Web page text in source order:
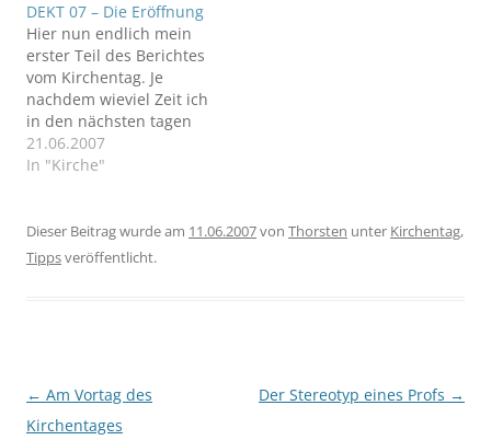
DEKT 07 – Die Eröffnung
Hier nun endlich mein
erster Teil des Berichtes
vom Kirchentag. Je
nachdem wieviel Zeit ich
in den nächsten tagen
finde, werde ich den
Bericht möglichst zügig
morgen bis
einschließlich Sonntag
21.06.2007
In "Kirche"
Dieser Beitrag wurde am 11.06.2007von Thorsten unter Kirchentag,
Tippsveröffentlicht.
Beitragsnavigation
← Am Vortag des
Kirchentages
Der Stereotyp eines Profs →